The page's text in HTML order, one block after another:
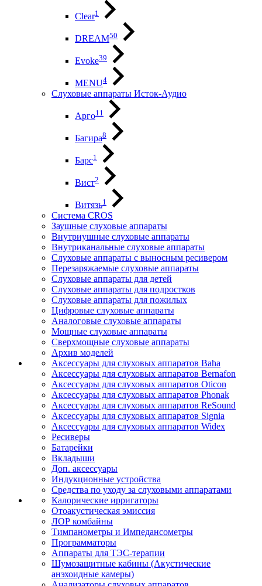
Clear1
DREAM50
Evoke39
MENU4
Слуховые аппараты Исток-Аудио
Арго11
Багира8
Барс1
Вист2
Витязь1
Система CROS
Заушные слуховые аппараты
Внутриушные слуховые аппараты
Внутриканальные слуховые аппараты
Слуховые аппараты с выносным ресивером
Перезаряжаемые слуховые аппараты
Слуховые аппараты для детей
Слуховые аппараты для подростков
Слуховые аппараты для пожилых
Цифровые слуховые аппараты
Аналоговые слуховые аппараты
Мощные слуховые аппараты
Сверхмощные слуховые аппараты
Архив моделей
Аксессуары для слуховых аппаратов Baha
Аксессуары для слуховых аппаратов Bernafon
Аксессуары для слуховых аппаратов Oticon
Аксессуары для слуховых аппаратов Phonak
Аксессуары для слуховых аппаратов ReSound
Аксессуары для слуховых аппаратов Signia
Аксессуары для слуховых аппаратов Widex
Ресиверы
Батарейки
Вкладыши
Доп. аксессуары
Индукционные устройства
Средства по уходу за слуховыми аппаратами
Калорические ирригаторы
Отоакустическая эмиссия
ЛОР комбайны
Тимпанометры и Импедансометры
Программаторы
Аппараты для ТЭС-терапии
Шумозащитные кабины (Акустические
анэхоидные камеры)